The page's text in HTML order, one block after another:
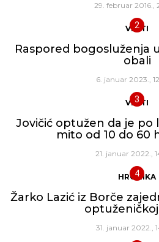
29. februar 2016.,
VESTI
Raspored bogosluženja
obali
6. januar 2023.,
VESTI
Jovičić optužen da je po
mito od 10 do 60
21. januar 2022.,
HRONIKA
Žarko Lazić iz Borče
31. januar 2022.,